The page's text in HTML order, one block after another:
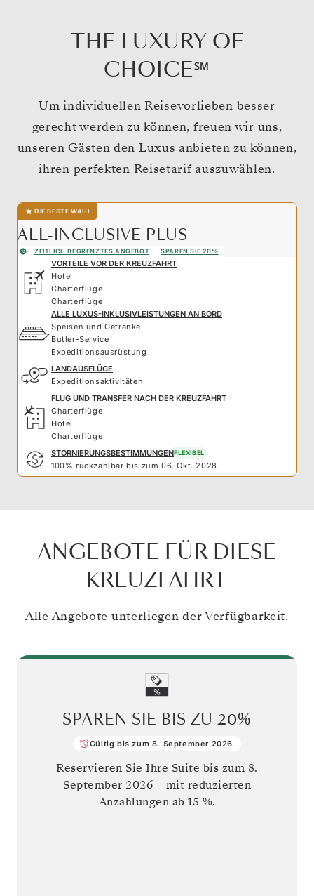
THE LUXURY OF
CHOICE℠
Um individuellen Reisevorlieben besser
gerecht werden zu können, freuen wir uns,
unseren Gästen den Luxus anbieten zu können,
ihren perfekten Reisetarif auszuwählen.
DIE BESTE WAHL
ALL-INCLUSIVE PLUS
ZEITLICH BEGRENZTES ANGEBOT SPAREN SIE 20%
VORTEILE VOR DER KREUZFAHRT
Hotel
Charterflüge
Charterflüge
ALLE LUXUS-INKLUSIVLEISTUNGEN AN BORD
Speisen und Getränke
Butler-Service
Expeditionsausrüstung
LANDAUSFLÜGE
Expeditionsaktivitäten
FLUG UND TRANSFER NACH DER KREUZFAHRT
Charterflüge
Hotel
Charterflüge
STORNIERUNGSBESTIMMUNGENFLEXIBEL
100% rückzahlbar bis zum 06. Okt. 2028
ANGEBOTE FÜR DIESE
KREUZFAHRT
Alle Angebote unterliegen der Verfügbarkeit.
SPAREN SIE BIS ZU 20%
Gültig bis zum 8. September 2026
Reservieren Sie Ihre Suite bis zum 8.
September 2026 – mit reduzierten
Anzahlungen ab 15 %.